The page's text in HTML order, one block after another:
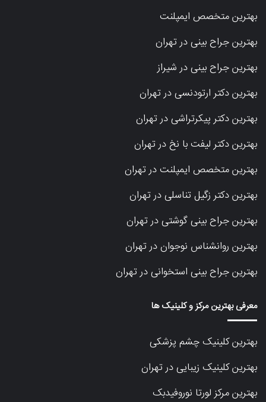
بهترین متخصص ایمپلنت
بهترین جراح بینی در تهران
بهترین جراح بینی در شیراز
بهترین دکتر ارتودنسی در تهران
بهترین دکتر پیکرتراشی در تهران
بهترین دکتر لیفت با نخ در تهران
بهترین متخصص ایمپلنت در تهران
بهترین دکتر زگیل تناسلی در تهران
بهترین جراح بینی گوشتی در تهران
بهترین روانشناس نوجوان در تهران
بهترین جراح بینی استخوانی در تهران
معرفی بهترین مرکز و کلینیک ها
بهترین کلینیک چشم پزشکی
بهترین کلینیک زیبایی در تهران
بهترین مرکز لورتا نوروفیدبک